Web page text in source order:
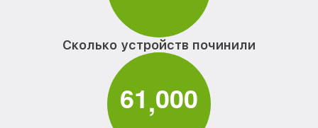
Сколько устройств починили
61,000